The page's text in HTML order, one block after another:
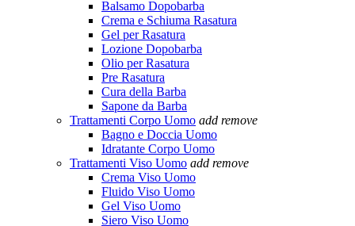
Balsamo Dopobarba
Crema e Schiuma Rasatura
Gel per Rasatura
Lozione Dopobarba
Olio per Rasatura
Pre Rasatura
Cura della Barba
Sapone da Barba
Trattamenti Corpo Uomo add remove
Bagno e Doccia Uomo
Idratante Corpo Uomo
Trattamenti Viso Uomo add remove
Crema Viso Uomo
Fluido Viso Uomo
Gel Viso Uomo
Siero Viso Uomo